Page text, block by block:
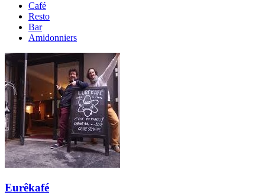
Café
Resto
Bar
Amidonniers
Eurêkafé